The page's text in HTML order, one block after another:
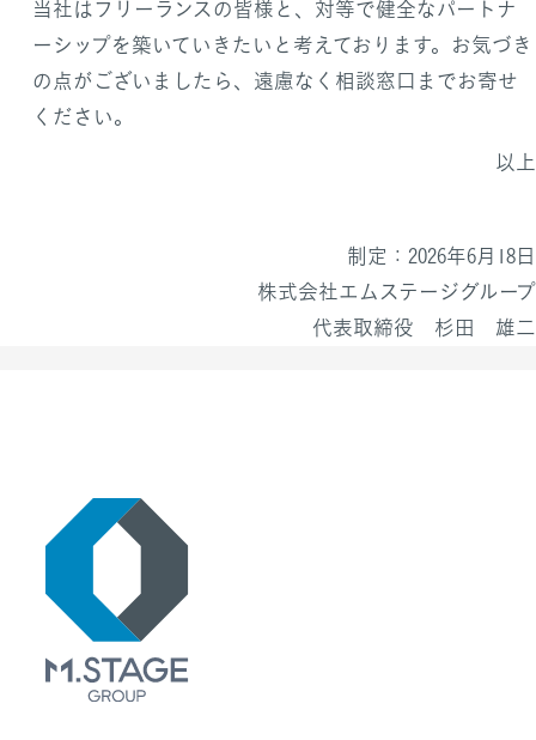
当社はフリーランスの皆様と、対等で健全なパートナ
ーシップを築いていきたいと考えております。お気づき
の点がございましたら、遠慮なく相談窓口までお寄せ
ください。
以上
制定：2026年6月18日
株式会社エムステージグループ
代表取締役 杉田 雄二